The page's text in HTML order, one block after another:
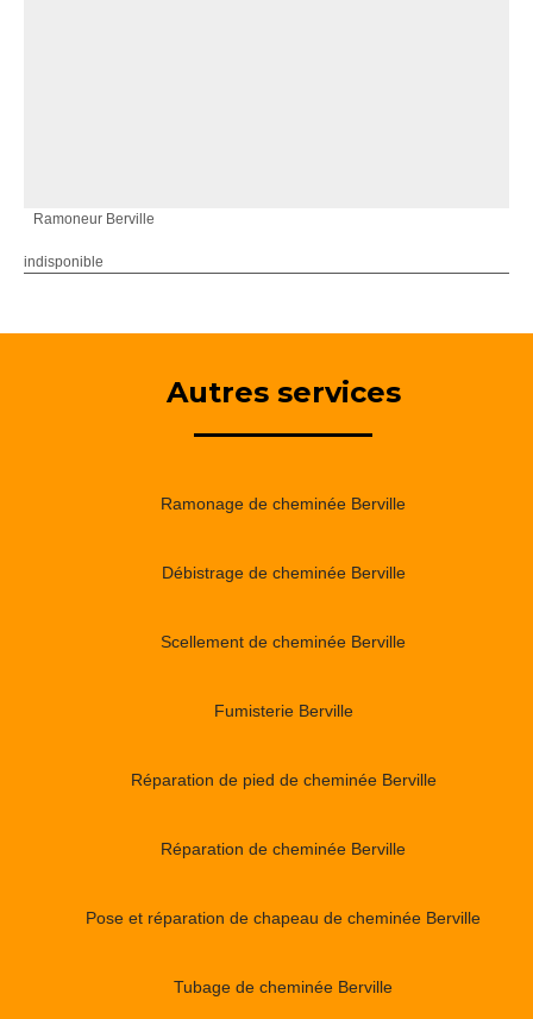
Ramoneur Berville
indisponible
Autres services
Ramonage de cheminée Berville
Débistrage de cheminée Berville
Scellement de cheminée Berville
Fumisterie Berville
Réparation de pied de cheminée Berville
Réparation de cheminée Berville
Pose et réparation de chapeau de cheminée Berville
Tubage de cheminée Berville